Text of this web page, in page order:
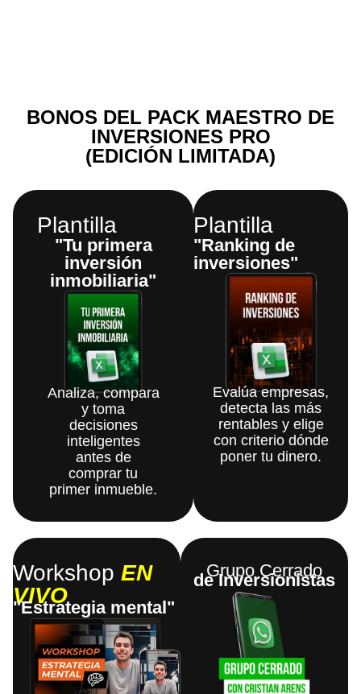
BONOS DEL PACK MAESTRO DE
INVERSIONES PRO
(EDICIÓN LIMITADA)
Plantilla
"Tu primera
inversión
inmobiliaria"
Analiza, compara
y toma
decisiones
inteligentes
antes de
comprar tu
primer inmueble.
Plantilla
"Ranking de
inversiones"
Evalúa empresas,
detecta las más
rentables y elige
con criterio dónde
poner tu dinero.
Workshop EN
VIVO
"Estrategia mental"
Grupo Cerrado
de Inversionistas